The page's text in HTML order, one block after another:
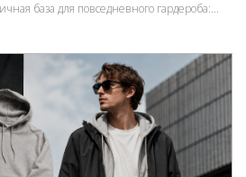
база для повседневного гардероба:...